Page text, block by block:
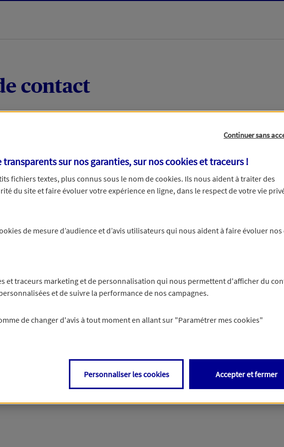
contact
vous concernant. Pour plus d’informations,
Continuer sans
transparents sur nos garanties, sur noscookies et traceurs!
fichiers textes, plus connus sous le nom decookies. Ils nous aident à traiter des
du site et faire évoluer votre expérience en ligne, dans le respect de votre vie
de mesure d’audience et d’avis utilisateurs qui nous aident à faire évoluer
et traceurs marketing et de personnalisation qui nous permettent d'afficher du
et de suivre la performance de nos campagnes.
de changer d'avis à tout moment en allant sur "Paramétrer mescookies"
Personnaliser les cookies Accepter et fermer